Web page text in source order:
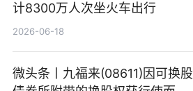
计8300万人次坐火车出行
2026-06-18
微头条丨九福来(08611)因可换股